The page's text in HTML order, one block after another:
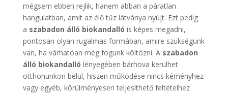
mégsem ebben rejlik, hanem abban a páratlan
hangulatban, amit az élő tűz látványa nyújt. Ezt pedig
a szabadon álló biokandalló is képes megadni,
pontosan olyan rugalmas formában, amire szükségünk
van, ha várhatóan még fogunk költözni. A szabadon
álló biokandalló lényegében bárhova kerülhet
otthonunkon belül, hiszen működése nincs kéményhez
vagy egyéb, körülményesen teljesíthető feltételhez